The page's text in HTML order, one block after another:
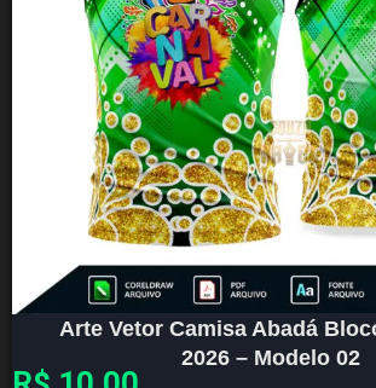
Arte Vetor Camisa Abadá
2026 – Modelo 02